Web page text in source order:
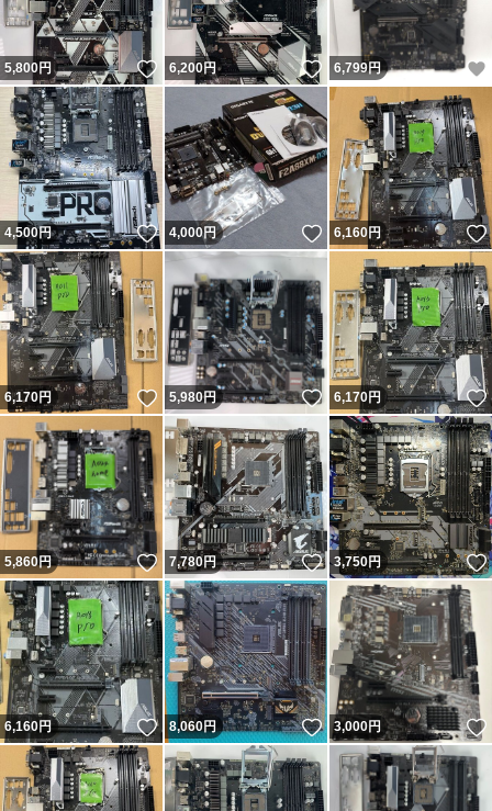
5,800円 いいね！
6,200円 いいね！
6,799円
4,500円 いいね！
4,000円 いいね！
6,160円
6,170円 いいね！
5,980円 いいね！
6,170円
5,860円 いいね！
7,780円 いいね！
3,750円
6,160円 いいね！
8,060円 いいね！
3,000円